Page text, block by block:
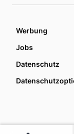
Werbung
Jobs
Datenschutz